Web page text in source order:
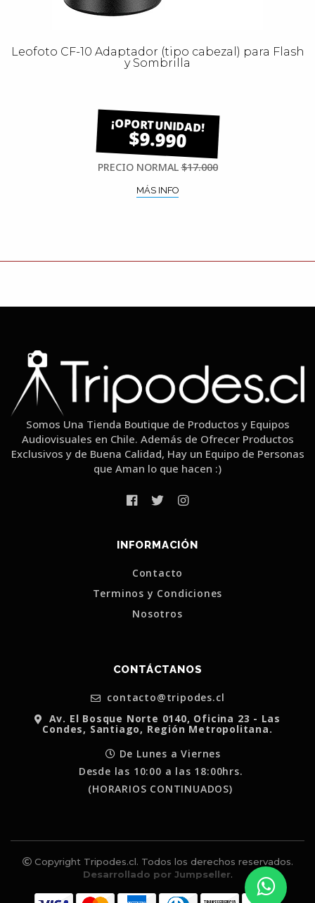
Leofoto CF-10 Adaptador (tipo cabezal) para Flash
y Sombrilla
$9.990
PRECIO NORMAL$17.000
MÁS INFO
Somos Una Tienda Boutique de Productos y Equipos
Audiovisuales en Chile. Además de Ofrecer Productos
Exclusivos y de Buena Calidad, Hay un Equipo de Personas
que Aman lo que hacen :)
INFORMACIÓN
Contacto
Terminos y Condiciones
Nosotros
CONTÁCTANOS
contacto@tripodes.cl
Av. El Bosque Norte 0140, Oficina 23 - Las
Condes, Santiago, Región Metropolitana.
De Lunes a Viernes
Desde las 10:00 a las 18:00hrs.
(HORARIOS CONTINUADOS)
Copyright Tripodes.cl. Todos los derechos reservados.
Desarrollado por Jumpseller.